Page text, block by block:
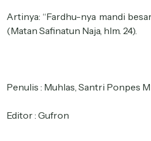
Artinya: “Fardhu-nya mandi
(Matan Safinatun Naja, hlm. 24).
Penulis : Muhlas, Santri Ponpes
Editor : Gufron